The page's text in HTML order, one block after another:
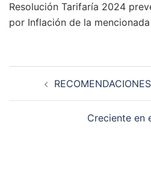
Resolución Tarifaría 2024
por Inflación de la mencionada
Creciente en